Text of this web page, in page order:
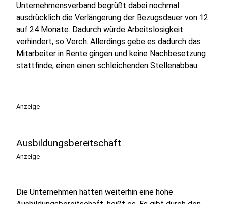
Unternehmensverband begrüßt dabei nochmal
ausdrücklich die Verlängerung der Bezugsdauer von 12
auf 24 Monate. Dadurch würde Arbeitslosigkeit
verhindert, so Verch. Allerdings gebe es dadurch das
Mitarbeiter in Rente gingen und keine Nachbesetzung
stattfinde, einen einen schleichenden Stellenabbau.
Anzeige
Ausbildungsbereitschaft
Anzeige
Die Unternehmen hätten weiterhin eine hohe